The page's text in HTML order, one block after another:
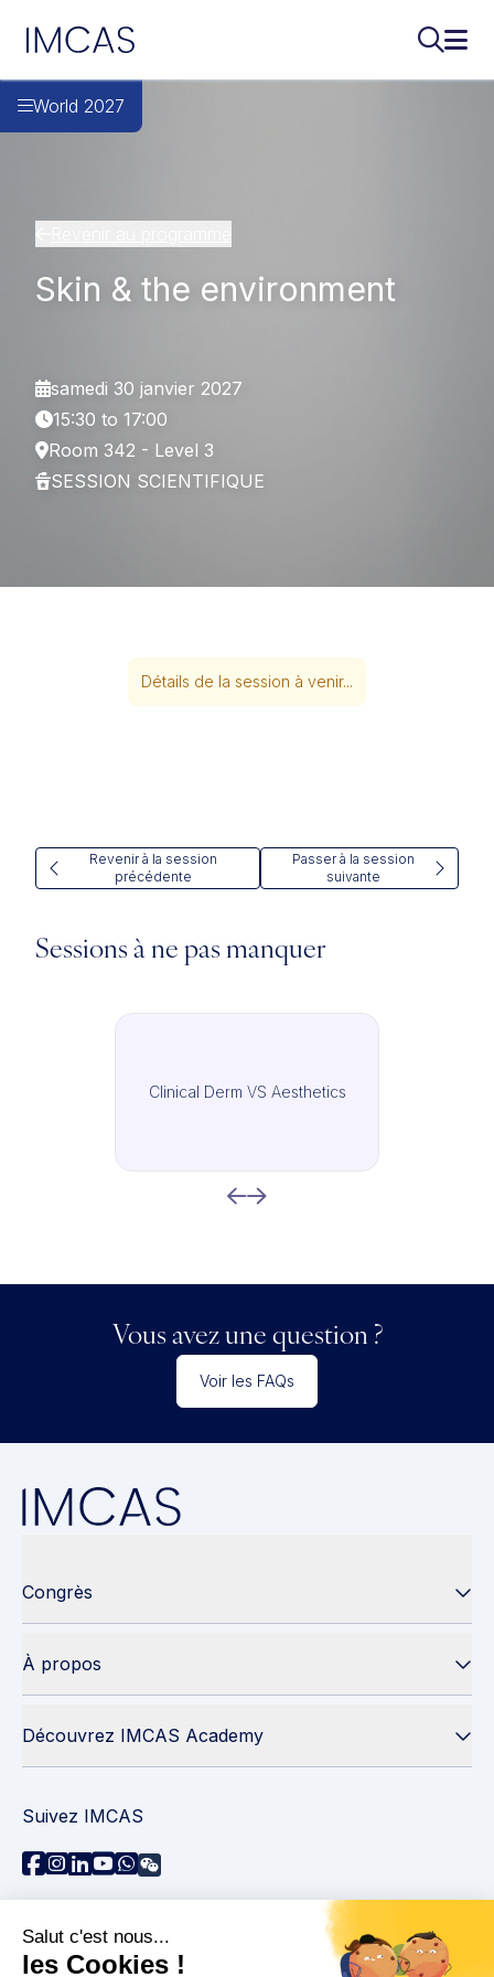
IMCAS
World 2027
Skin & the environment
samedi 30 janvier 2027
15:30 to 17:00
Room 342 - Level 3
SESSION SCIENTIFIQUE
Détails de la session à venir...
Revenir à la session
précédente
Passer à la session
suivante
Sessions à ne pas manquer
Clinical Derm VS Aesthetics
Vous avez une question ?
Voir les FAQs
Congrès
À propos
Découvrez IMCAS Academy
Suivez IMCAS
Besoin d'aide ?